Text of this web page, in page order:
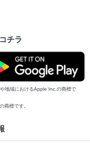
チラ
地域におけるApple Inc.の商標で
商標です。